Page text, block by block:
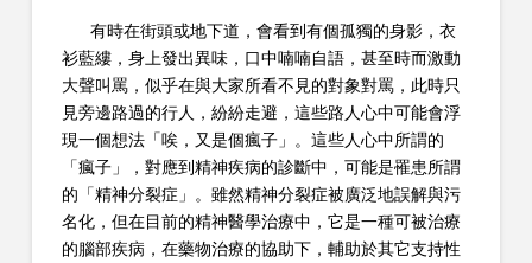
有時在街頭或地下道，會看到有個孤獨的身影，衣
衫藍縷，身上發出異味，口中喃喃自語，甚至時而激動
大聲叫罵，似乎在與大家所看不見的對象對罵，此時只
見旁邊路過的行人，紛紛走避，這些路人心中可能會浮
現一個想法「唉，又是個瘋子」。這些人心中所謂的
「瘋子」，對應到精神疾病的診斷中，可能是罹患所謂
的「精神分裂症」。雖然精神分裂症被廣泛地誤解與污
名化，但在目前的精神醫學治療中，它是一種可被治療
的腦部疾病，在藥物治療的協助下，輔助於其它支持性